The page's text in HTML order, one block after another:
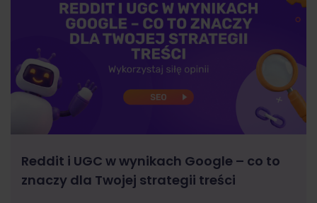
Reddit i UGC w wynikach Google – co to
znaczy dla Twojej strategii treści